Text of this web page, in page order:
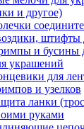
и другое)
штифты
и бусины
украшений
для
и узелков
ланки
руками